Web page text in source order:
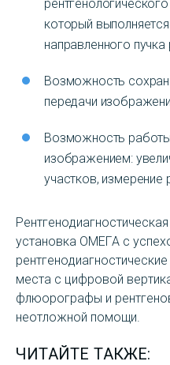
который
направленного пучка
Возможность
передачи
Возможность
изображением:
участков, измерение
установка ОМЕГА с
места с цифровой
флюорографы и
неотложной помощи.
ЧИТАЙТЕ ТАКЖЕ: